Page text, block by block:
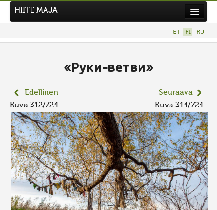
AIEMMAT KILPAILUT
HIITE MAJA
ET FI RU
«Руки-ветви»
Edellinen
Kuva 312/724
Seuraava
Kuva 314/724